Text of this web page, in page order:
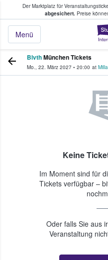
Der Marktplatz für
abgesichert.Preise
Menü
Tickets kaufen
BlvthMünchen Tickets
Mo., 22. März 2027 • 20:00 at Milla
Keine
Im Moment sind für
Tickets verfügbar –
Oder falls Sie aus
Veranstaltung